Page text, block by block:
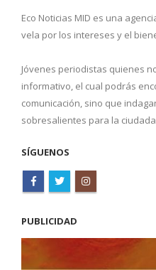
Eco Noticias MID es una
vela por los intereses y el
Jóvenes periodistas quienes
informativo, el cual podrás
comunicación, sino que
sobresalientes para la
SÍGUENOS
PUBLICIDAD